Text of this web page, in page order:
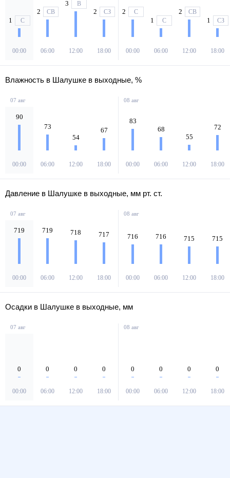
1 С
00:00
2 СВ
06:00
3 В
12:00
2 СЗ
18:00
2 С
00:00
1 С
06:00
2 СВ
12:00
1 СЗ
18:00
Влажность в Шалушке в выходные, %
07 авг
90
00:00
73
06:00
54
12:00
67
18:00
08 авг
83
00:00
68
06:00
55
12:00
72
18:00
Давление в Шалушке в выходные, мм рт. ст.
07 авг
719
00:00
719
06:00
718
12:00
717
18:00
08 авг
716
00:00
716
06:00
715
12:00
715
18:00
Осадки в Шалушке в выходные, мм
07 авг
0
00:00
0
06:00
0
12:00
0
18:00
08 авг
0
00:00
0
06:00
0
12:00
0
18:00